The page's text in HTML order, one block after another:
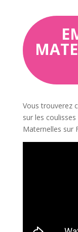
Vous trouverez
sur les
Maternelles sur